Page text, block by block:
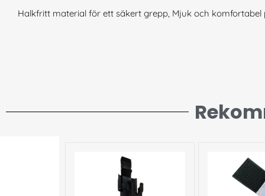
Halkfritt material för ett säkert grepp, Mjuk och